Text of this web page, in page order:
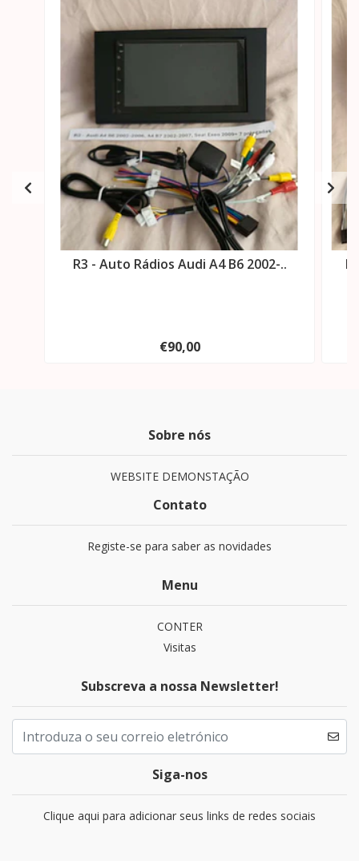
R3 - Auto Rádios Audi A4 B6 2002-..
€90,00
Sobre nós
WEBSITE DEMONSTAÇÃO
Contato
Registe-se para saber as novidades
Menu
CONTER
Visitas
Subscreva a nossa Newsletter!
Siga-nos
Clique aqui para adicionar seus links de redes sociais